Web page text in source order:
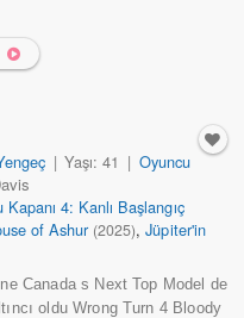
| Yaşı: 41 | Oyuncu
Kapanı 4: Kanlı Başlangıç
of Ashur (2025),Jüpiter'in
Canada s Next Top Model de
oldu Wrong Turn 4 Bloody